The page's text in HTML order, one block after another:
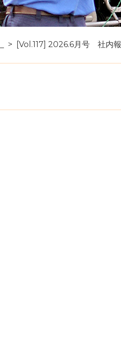
[Vol.117] 2026.6月号 社内報